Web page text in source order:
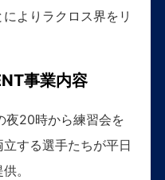
よりラクロス界をリ
事業内容
20時から練習会を
する選手たちが平日
。